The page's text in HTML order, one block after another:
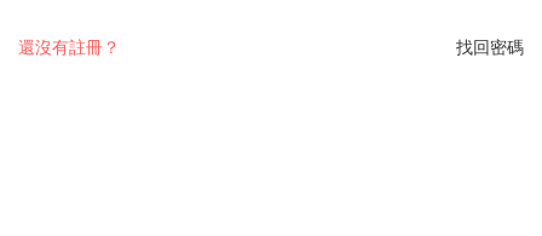
找回密碼
還沒有註冊？